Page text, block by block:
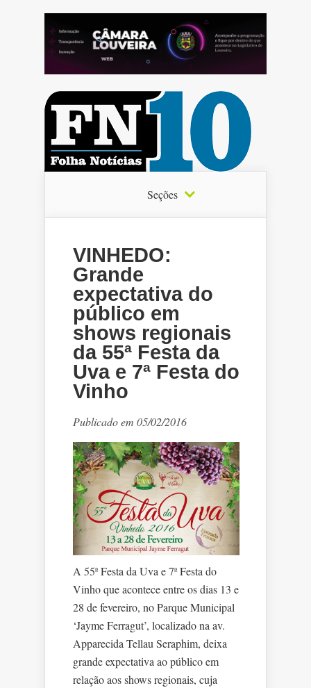
Seções
VINHEDO:
Grande
expectativa do
público em
shows regionais
da 55ª Festa da
Uva e 7ª Festa do
Vinho
Publicado em 05/02/2016
A 55ª Festa da Uva e 7ª Festa do
Vinho que acontece entre os dias 13 e
28 de fevereiro, no Parque Municipal
‘Jayme Ferragut’, localizado na av.
Apparecida Tellau Seraphim, deixa
grande expectativa ao público em
relação aos shows regionais, cuja